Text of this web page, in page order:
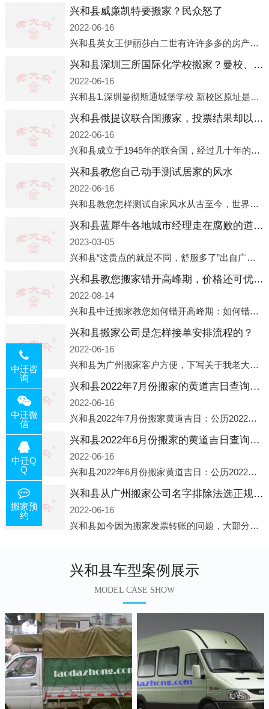
兴和县威廉凯特要搬家？民众怒了
2022-06-16
兴和县英女王伊丽莎白二世有许许多多的房产，遍布英国各地。而作为英女王的亲孙子、未来的英国国王，威廉王子自然也能享受到女王的房产。目前，威廉凯特以及三个孩子有两个经常居住的地点，一处是位于伦敦的肯辛顿宫，一处
兴和县深圳三所国际化学校搬家？曼校、QSI、南山中英文搬走了
2022-06-16
兴和县1.深圳曼彻斯通城堡学校 新校区原址是蛇口国际据悉，此次曼彻斯通城堡学校搬迁到蛇口新校区的开办与蛇口外籍人员子女学校（蛇口国际）有很大的关联。2021年，太子湾实验部就宣布在2022年正式并入蛇口外籍
兴和县俄提议联合国搬家，投票结果却以惨败收场
2022-06-16
兴和县成立于1945年的联合国，经过几十年的发展，如今拥有193个成员国。拥有如此众多会员国的联合国，可以说是世界上最具代表性的国际组织，也是世界上分量最重、有着较高话语权的国际组织。但以美国为首的西方国家
兴和县教您自己动手测试居家的风水
2022-06-16
兴和县教您怎样测试自家风水从古至今，世界各地的人们都在研究人在乾坤中的位置以及它们所形成的关系。通过探究季节转换、星象变化，并且在所观测到的自然规律的指导下，人们开始认识到居住在不同住宅中的人，其一生中的财
兴和县蓝犀牛各地城市经理走在腐败的道路上
2023-03-05
兴和县“这贵点的就是不同，舒服多了”出自广州运营邓经理的口中。2023年开年刚出来，三个司机（加盟蓝犀牛的个人队伍）便请广州经理去佛山娱乐场所大消费了一次，据知悉一晚消费达一万多，由三人平摊费用，燃鹅这样的
兴和县教您搬家错开高峰期，价格还可优惠！
2022-08-14
兴和县中迁搬家教您如何错开高峰期：如何错开高峰期搬家，中迁搬家做了一些电话数据统计和分析，发现市民中午2点左右访问网站的人是最多的，电话咨询是早上9点左右是最多的，预约搬家周六和周日是最多的，网上QQ微
兴和县搬家公司是怎样接单安排流程的？
2022-06-16
兴和县为广州搬家客户方便，下写关于我老大众搬家公司接单的流程，九条给搬家朋友参考，了解搬家公司工序，免去搬家时的没有准备好的工作，给您及时快速的搬好家。一．电话咨询：专人接待客户电话咨询，初步了解客户搬 家
兴和县2022年7月份搬家的黄道吉日查询大全一览表哪天适合搬家好日子
2022-06-16
兴和县2022年7月份搬家黄道吉日：公历2022年7月6日 农历六月初八 星期三 冲虎(甲寅)公历2022年7月12日 农历六月十四 星期二 冲猴(庚申)公历2022年7月13日 农历六月十五 星期三 冲鸡
兴和县2022年6月份搬家的黄道吉日查询大全一览表哪天适合搬家好日子
2022-06-16
兴和县2022年6月份搬家黄道吉日：公历2022年6月1日 农历五月初三 星期三 冲兔(己卯)公历2022年6月4日 农历五月初六 星期六 冲马(壬午)公历2022年6月8日 农历五月初十 星期三 冲狗(丙
兴和县从广州搬家公司名字排除法选正规公司
2022-06-16
兴和县如今因为搬家发票转账的问题，大部分搬家公司都已经注册了营业执照，早5年前基本上所谓的搬家公司都是无注册状态也就是无照营业，由于企业注册量大增所以各种企业信息展示平台如雨后春笋般遍地开花，如：天眼查，企
兴和县车型案例展示
MODEL CASE SHOW
中迁咨
询
中迁微
信
中迁Q
Q
搬家预
约